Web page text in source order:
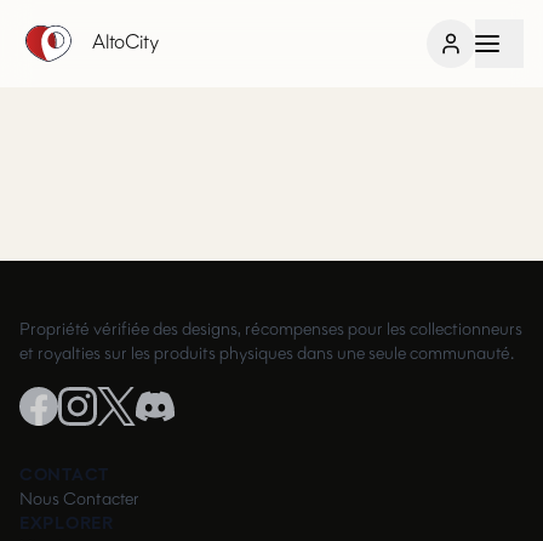
AltoCity
Propriété vérifiée des designs, récompenses pour les collectionneurs
et royalties sur les produits physiques dans une seule communauté.
CONTACT
Nous Contacter
EXPLORER